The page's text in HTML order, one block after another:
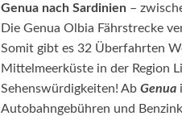
Genua nach Sardinien –
Die Genua Olbia Fährstrecke
Somit gibt es 32 Überfahrten
Mittelmeerküste in der Region
Sehenswürdigkeiten! AbGenua
Autobahngebühren und